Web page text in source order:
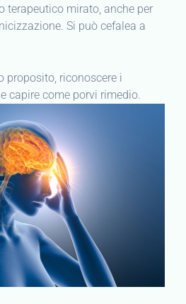
terapeutico mirato, anche per
Si può cefalea a
proposito, riconoscere i
capire come porvi rimedio.